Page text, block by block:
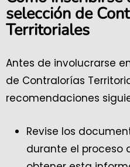
selección de
Territoriales
Antes de involucrarse
de Contralorías
recomendaciones
Revise los
durante el proceso